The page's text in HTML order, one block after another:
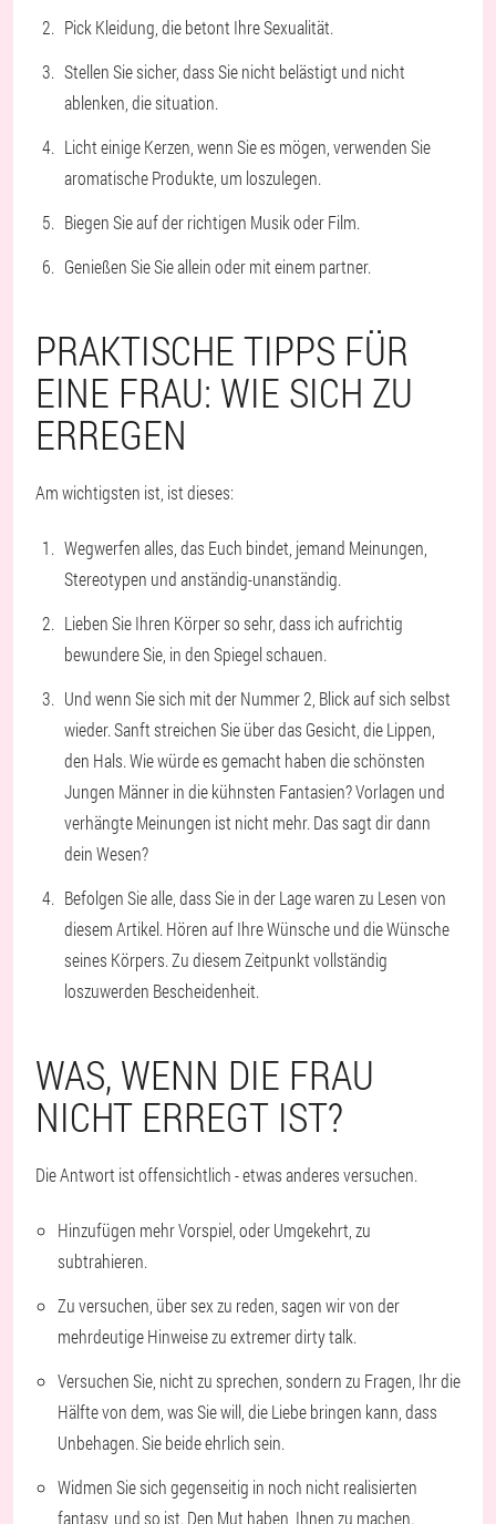
Pick Kleidung, die betont Ihre Sexualität.
Stellen Sie sicher, dass Sie nicht belästigt und nicht
ablenken, die situation.
Licht einige Kerzen, wenn Sie es mögen, verwenden Sie
aromatische Produkte, um loszulegen.
Biegen Sie auf der richtigen Musik oder Film.
Genießen Sie Sie allein oder mit einem partner.
PRAKTISCHE TIPPS FÜR
EINE FRAU: WIE SICH ZU
ERREGEN
Am wichtigsten ist, ist dieses:
Wegwerfen alles, das Euch bindet, jemand Meinungen,
Stereotypen und anständig-unanständig.
Lieben Sie Ihren Körper so sehr, dass ich aufrichtig
bewundere Sie, in den Spiegel schauen.
Und wenn Sie sich mit der Nummer 2, Blick auf sich selbst
wieder. Sanft streichen Sie über das Gesicht, die Lippen,
den Hals. Wie würde es gemacht haben die schönsten
Jungen Männer in die kühnsten Fantasien? Vorlagen und
verhängte Meinungen ist nicht mehr. Das sagt dir dann
dein Wesen?
Befolgen Sie alle, dass Sie in der Lage waren zu Lesen von
diesem Artikel. Hören auf Ihre Wünsche und die Wünsche
seines Körpers. Zu diesem Zeitpunkt vollständig
loszuwerden Bescheidenheit.
WAS, WENN DIE FRAU
NICHT ERREGT IST?
Die Antwort ist offensichtlich - etwas anderes versuchen.
Hinzufügen mehr Vorspiel, oder Umgekehrt, zu
subtrahieren.
Zu versuchen, über sex zu reden, sagen wir von der
mehrdeutige Hinweise zu extremer dirty talk.
Versuchen Sie, nicht zu sprechen, sondern zu Fragen, Ihr die
Hälfte von dem, was Sie will, die Liebe bringen kann, dass
Unbehagen. Sie beide ehrlich sein.
Widmen Sie sich gegenseitig in noch nicht realisierten
fantasy, und so ist. Den Mut haben, Ihnen zu machen.